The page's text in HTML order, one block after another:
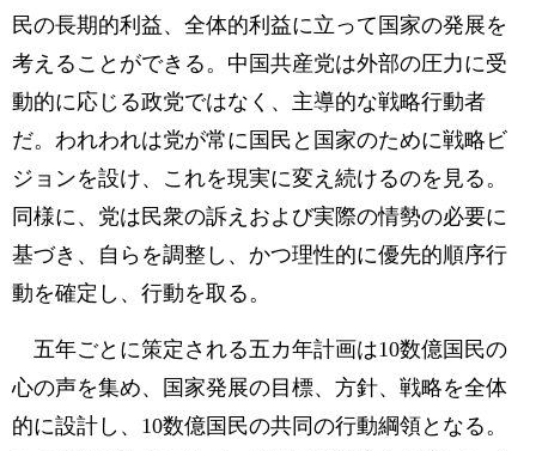
民の長期的利益、全体的利益に立って国家の発展を
考えることができる。中国共産党は外部の圧力に受
動的に応じる政党ではなく、主導的な戦略行動者
だ。われわれは党が常に国民と国家のために戦略ビ
ジョンを設け、これを現実に変え続けるのを見る。
同様に、党は民衆の訴えおよび実際の情勢の必要に
基づき、自らを調整し、かつ理性的に優先的順序行
動を確定し、行動を取る。
五年ごとに策定される五カ年計画は10数億国民の
心の声を集め、国家発展の目標、方針、戦略を全体
的に設計し、10数億国民の共同の行動綱領となる。